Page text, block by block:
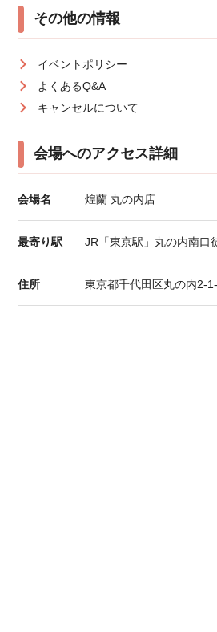
その他の情報
イベントポリシー
よくあるQ&A
キャンセルについて
会場へのアクセス詳細
会場名 煌蘭 丸の内店
最寄り駅 JR「東京駅」丸の内南口
住所 東京都千代田区丸の内2-